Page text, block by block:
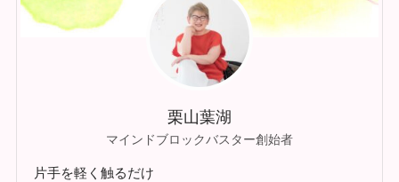
栗山葉湖
マインドブロックバスター創始者
片手を軽く触るだけ